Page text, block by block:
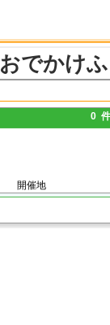
おでかけ
0
開催地